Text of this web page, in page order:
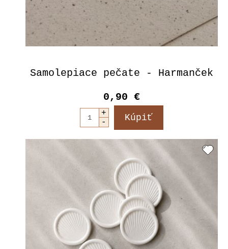
Samolepiace pečate - Harmanček
0,90 €